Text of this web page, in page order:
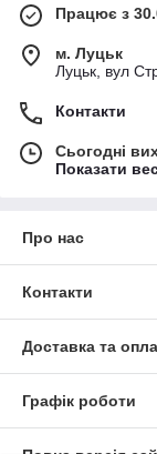
Працює з
м. Луцьк
Луцьк, вул
Контакти
Сьогодні
Показати
Про нас
Контакти
Доставка та
Графік роботи